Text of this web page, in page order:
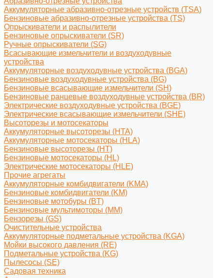
Аккумуляторные абразивно-отрезные устройств (TSA)
Бензиновые абразивно-отрезные устройства (TS)
Опрыскиватели и распылители
Бензиновые опрыскиватели (SR)
Ручные опрыскиватели (SG)
Всасывающие измельчители и воздуходувные
устройства
Аккумуляторные воздуходувные устройства (BGA)
Бензиновые воздуходувные устройства (BG)
Бензиновые всасывающие измельчители (SH)
Бензиновые ранцевые воздуходувные устройства (BR)
Электрические воздуходувные устройства (BGE)
Электрические всасывающие измельчители (SHE)
Высоторезы и мотосекаторы
Аккумуляторные высоторезы (HTA)
Аккумуляторные мотосекаторы (HLA)
Бензиновые высоторезы (HT)
Бензиновые мотосекаторы (HL)
Электрические мотосекаторы (HLE)
Прочие агрегаты
Аккумуляторные комбидвигатели (KMA)
Бензиновые комбидвигатели (KM)
Бензиновые мотобуры (BT)
Бензиновые мультимоторы (MM)
Бензорезы (GS)
Очистительные устройства
Аккумуляторные подметальные устройства (KGA)
Мойки высокого давления (RE)
Подметальные устройства (KG)
Пылесосы (SE)
Садовая техника